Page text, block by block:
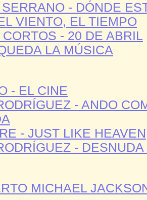
- DÓNDE
VIENTO, EL TIEMPO
CORTOS - 20 DE ABRIL
LA MÚSICA
- EL CINE
- ANDO
- JUST LIKE HEAVEN
-
MICHAEL